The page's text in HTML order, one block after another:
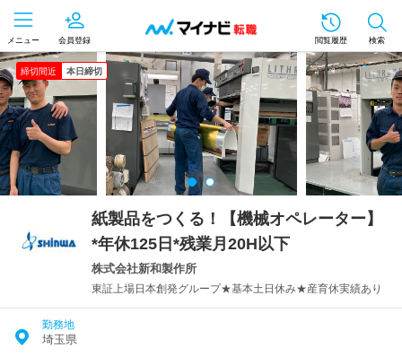
メニュー 会員登録 閲覧履歴 検索
締切間近 本日締切
紙製品をつくる！【機械オペレーター】
*年休125日*残業月20H以下
株式会社新和製作所
東証上場日本創発グループ★基本土日休み★産育休実績あり
勤務地
埼玉県